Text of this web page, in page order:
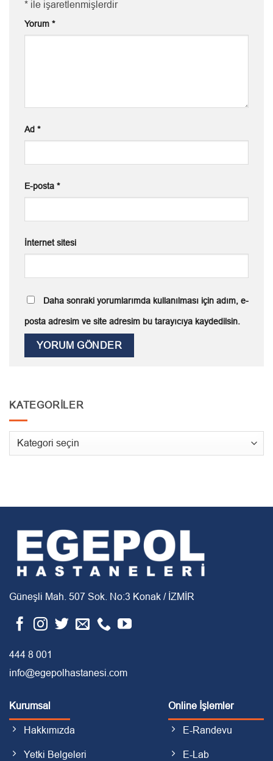
* ile işaretlenmişlerdir
Yorum *
Ad *
E-posta *
İnternet sitesi
Daha sonraki yorumlarımda kullanılması için adım, e-
posta adresim ve site adresim bu tarayıcıya kaydedilsin.
KATEGORILER
Kategoriler
Güneşli Mah. 507 Sok. No:3 Konak / İZMİR
444 8 001
info@egepolhastanesi.com
Kurumsal
Hakkımızda
Yetki Belgeleri
Online İşlemler
E-Randevu
E-Lab